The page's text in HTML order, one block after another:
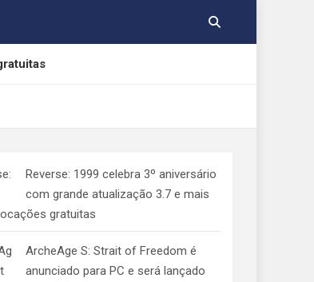
de jogos digitais
Reverse: 1999 celebra 3º aniversário
com grande atualização 3.7 e mais
gratuitas
ArcheAge S: Strait of Freedom é
anunciado para PC e será lançado